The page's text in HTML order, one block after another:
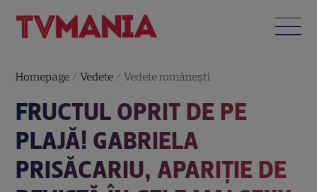
Homepage /Vedete /Vedete româneşti
FRUCTUL OPRIT DE PE
PLAJĂ! GABRIELA
PRISĂCARIU, APARIȚIE DE